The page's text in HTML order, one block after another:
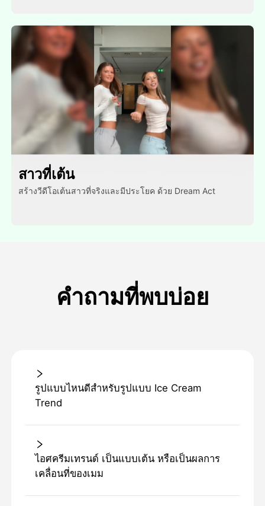
สาวที่เต้น
สร้างวีดีโอเต้นสาวที่จริงและมีประโยค ด้วย Dream Act
คำถามที่พบบ่อย
รูปแบบไหนดีสําหรับรูปแบบ Ice Cream
Trend
ไอศครีมเทรนด์ เป็นแบบเต้น หรือเป็นผลการ
เคลื่อนที่ของเมม